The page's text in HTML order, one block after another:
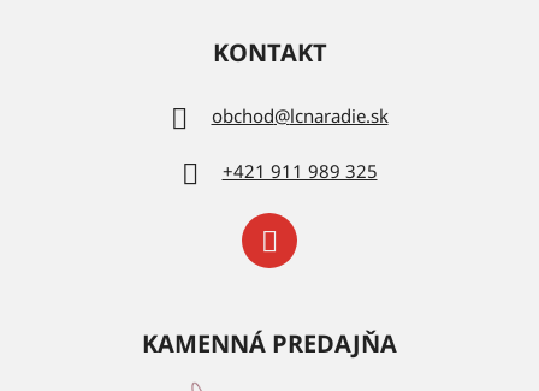
KONTAKT
obchod@lcnaradie.sk
+421 911 989 325
KAMENNÁ PREDAJŇA